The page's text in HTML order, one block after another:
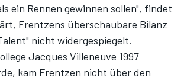
ein Rennen gewinnen sollen", findet
Frentzens überschaubare Bilanz
nicht widergespiegelt.
Jacques Villeneuve 1997
kam Frentzen nicht über den